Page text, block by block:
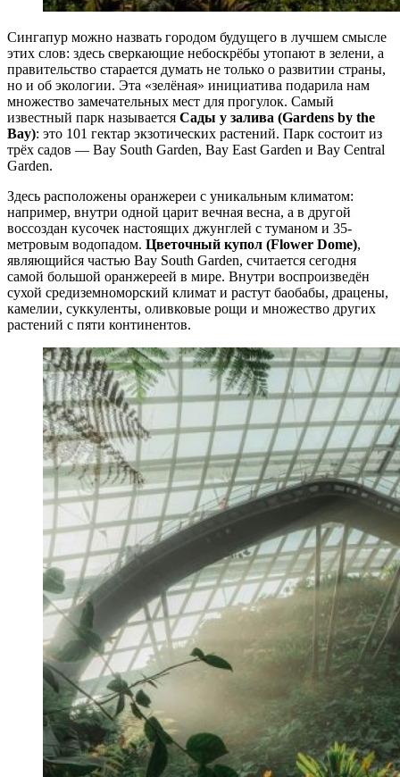
Сингапур можно назвать городом будущего в лучшем смысле
этих слов: здесь сверкающие небоскрёбы утопают в зелени, а
правительство старается думать не только о развитии страны,
но и об экологии. Эта «зелёная» инициатива подарила нам
множество замечательных мест для прогулок. Самый
известный парк называется Сады у залива (Gardens by the
Bay): это 101 гектар экзотических растений. Парк состоит из
трёх садов — Bay South Garden, Bay East Garden и Bay Central
Garden.
Здесь расположены оранжереи с уникальным климатом:
например, внутри одной царит вечная весна, а в другой
воссоздан кусочек настоящих джунглей c туманом и 35-
метровым водопадом. Цветочный купол (Flower Dome),
являющийся частью Bay South Garden, считается сегодня
самой большой оранжереей в мире. Внутри воспроизведён
сухой средиземноморский климат и растут баобабы, драцены,
камелии, суккуленты, оливковые рощи и множество других
растений с пяти континентов.